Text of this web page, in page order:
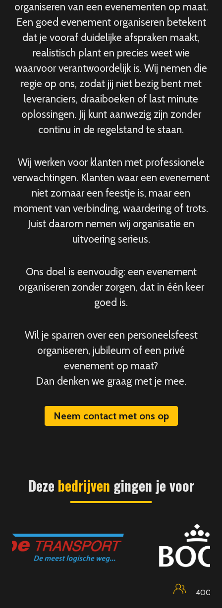
organiseren van een evenementen op maat.
Een goed evenement organiseren betekent
dat je vooraf duidelijke afspraken maakt,
realistisch plant en precies weet wie
waarvoor verantwoordelijk is. Wij nemen die
regie op ons, zodat jij niet bezig bent met
leveranciers, draaiboeken of last minute
oplossingen. Jij kunt aanwezig zijn zonder
continu in de regelstand te staan.
Wij werken voor klanten met professionele
verwachtingen. Klanten waar een evenement
niet zomaar een feestje is, maar een
moment van verbinding, waardering of trots.
Juist daarom nemen wij organisatie en
uitvoering serieus.
Ons doel is eenvoudig: een evenement
organiseren zonder zorgen, dat in één keer
goed is.
Wil je sparren over een personeelsfeest
organiseren, jubileum of een privé
evenement op maat?
Dan denken we graag met je mee.
Neem contact met ons op
Deze bedrijven gingen je voor